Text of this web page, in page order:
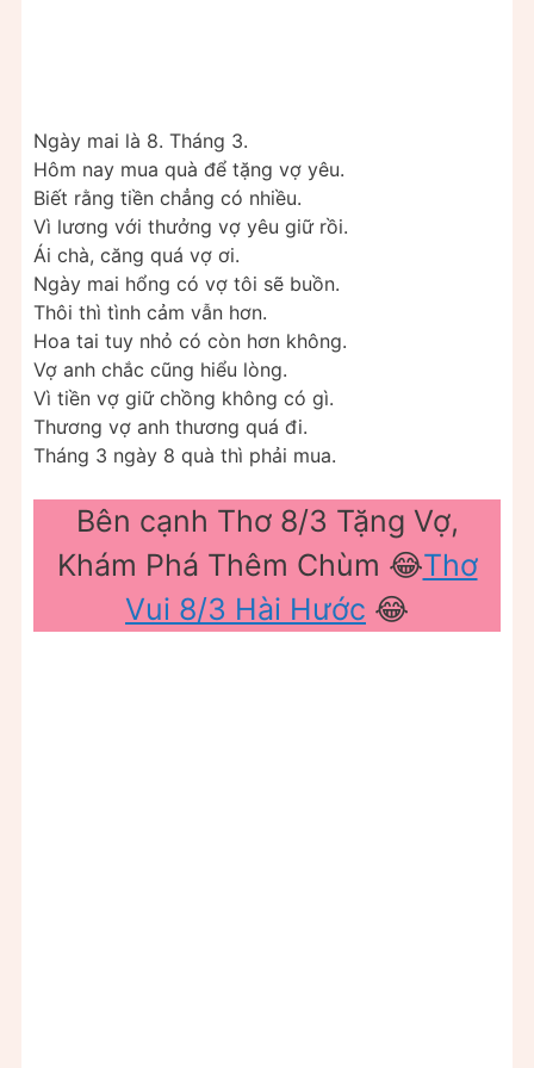
Ngày mai là 8. Tháng 3.
Hôm nay mua quà để tặng vợ yêu.
Biết rằng tiền chẳng có nhiều.
Vì lương với thưởng vợ yêu giữ rồi.
Ái chà, căng quá vợ ơi.
Ngày mai hổng có vợ tôi sẽ buồn.
Thôi thì tình cảm vẫn hơn.
Hoa tai tuy nhỏ có còn hơn không.
Vợ anh chắc cũng hiểu lòng.
Vì tiền vợ giữ chồng không có gì.
Thương vợ anh thương quá đi.
Tháng 3 ngày 8 quà thì phải mua.
Bên cạnh Thơ 8/3 Tặng Vợ,
Khám Phá Thêm Chùm 😂Thơ
Vui 8/3 Hài Hước 😂